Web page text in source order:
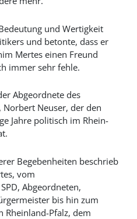
und Wertigkeit
und betonte, dass er
Mertes einen Freund
immer sehr fehle.
Abgeordnete des
Norbert Neuser, der den
Jahre politisch im Rhein-
Begebenheiten beschrieb
vom
Abgeordneten,
bis hin zum
Rheinland-Pfalz, dem